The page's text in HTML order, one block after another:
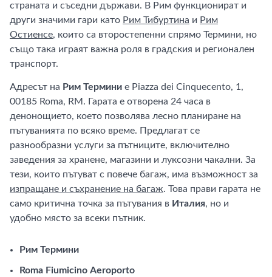
страната и съседни държави. В Рим функционират и
други значими гари като Рим Тибуртина и Рим
Остиенсе, които са второстепенни спрямо Термини, но
също така играят важна роля в градския и регионален
транспорт.
Адресът на Рим Термини е Piazza dei Cinquecento, 1,
00185 Roma, RM. Гарата е отворена 24 часа в
денонощието, което позволява лесно планиране на
пътуванията по всяко време. Предлагат се
разнообразни услуги за пътниците, включително
заведения за хранене, магазини и луксозни чакални. За
тези, които пътуват с повече багаж, има възможност за
изпращане и съхранение на багаж. Това прави гарата не
само критична точка за пътувания в Италия, но и
удобно място за всеки пътник.
Рим Термини
Roma Fiumicino Aeroporto